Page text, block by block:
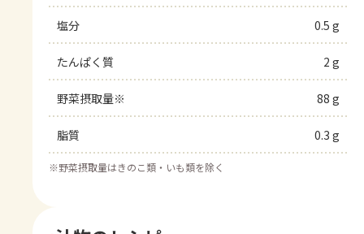
塩分 0.5 g
たんぱく質 2 g
野菜摂取量※ 88 g
脂質 0.3 g
※野菜摂取量はきのこ類・いも類を除く